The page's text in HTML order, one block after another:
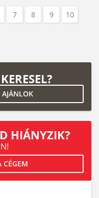
7 8 9
10
AJÁNLOK
HIÁNYZIK?
CÉGEM